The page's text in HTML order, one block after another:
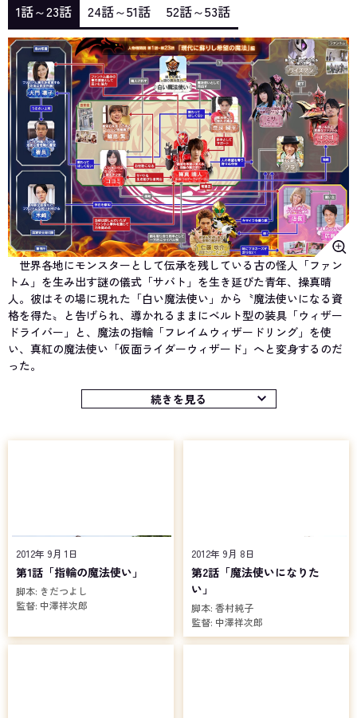
1話～23話 24話～51話 52話～53話
世界各地にモンスターとして伝承を残している古の怪人「ファン
トム」を生み出す謎の儀式「サバト」を生き延びた青年、操真晴
人。彼はその場に現れた「白い魔法使い」から〝魔法使いになる資
格を得た〟と告げられ、導かれるままにベルト型の装具「ウィザー
ドライバー」と、魔法の指輪「フレイムウィザードリング」を使
い、真紅の魔法使い「仮面ライダーウィザード」へと変身するのだ
った。
神秘の石「魔宝石」を「ウィザードリング」へと加工できる初老の
れ、魔法使いとファントムとの戦いは激しさを増していく。
その様子を影から見守る、白い魔法使いの真意とは……。
続きを見る
2012年 9月 1日
第1話「指輪の魔法使い」
脚本: きだつよし
監督: 中澤祥次郎
2012年 9月 8日
第2話「魔法使いになりた
い」
脚本: 香村純子
監督: 中澤祥次郎